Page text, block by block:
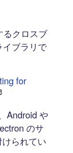
るクロスブ
イブラリで
for
Android や
のサ
られてい